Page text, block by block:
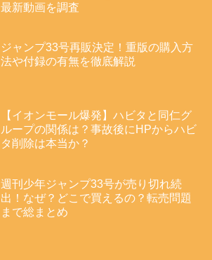
最新動画を調査
ジャンプ33号再販決定！重版の購入方
法や付録の有無を徹底解説
【イオンモール爆発】ハビタと同仁グ
ループの関係は？事故後にHPからハビ
タ削除は本当か？
週刊少年ジャンプ33号が売り切れ続
出！なぜ？どこで買えるの？転売問題
まで総まとめ